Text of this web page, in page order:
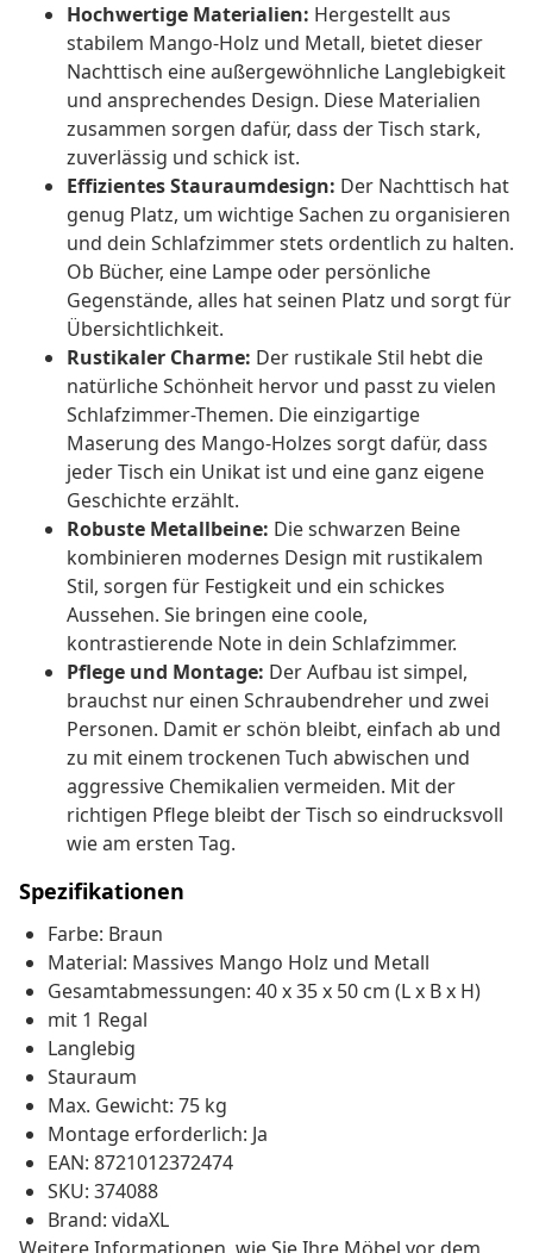
Hochwertige Materialien: Hergestellt aus
stabilem Mango-Holz und Metall, bietet dieser
Nachttisch eine außergewöhnliche Langlebigkeit
und ansprechendes Design. Diese Materialien
zusammen sorgen dafür, dass der Tisch stark,
zuverlässig und schick ist.
Effizientes Stauraumdesign: Der Nachttisch hat
genug Platz, um wichtige Sachen zu organisieren
und dein Schlafzimmer stets ordentlich zu halten.
Ob Bücher, eine Lampe oder persönliche
Gegenstände, alles hat seinen Platz und sorgt für
Übersichtlichkeit.
Rustikaler Charme: Der rustikale Stil hebt die
natürliche Schönheit hervor und passt zu vielen
Schlafzimmer-Themen. Die einzigartige
Maserung des Mango-Holzes sorgt dafür, dass
jeder Tisch ein Unikat ist und eine ganz eigene
Geschichte erzählt.
Robuste Metallbeine: Die schwarzen Beine
kombinieren modernes Design mit rustikalem
Stil, sorgen für Festigkeit und ein schickes
Aussehen. Sie bringen eine coole,
kontrastierende Note in dein Schlafzimmer.
Pflege und Montage: Der Aufbau ist simpel,
brauchst nur einen Schraubendreher und zwei
Personen. Damit er schön bleibt, einfach ab und
zu mit einem trockenen Tuch abwischen und
aggressive Chemikalien vermeiden. Mit der
richtigen Pflege bleibt der Tisch so eindrucksvoll
wie am ersten Tag.
Spezifikationen
Farbe: Braun
Material: Massives Mango Holz und Metall
Gesamtabmessungen: 40 x 35 x 50 cm (L x B x H)
mit 1 Regal
Langlebig
Stauraum
Max. Gewicht: 75 kg
Montage erforderlich: Ja
EAN: 8721012372474
SKU: 374088
Brand: vidaXL